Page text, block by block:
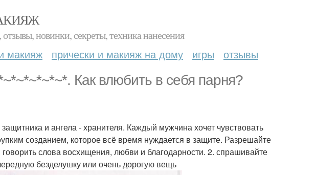
новинки, секреты, техника нанесения
макияж прически и макияж на дому игры отзывы
Как влюбить в себя парня?
и ангела - хранителя. Каждый мужчина хочет чувствовать
созданием, которое всё время нуждается в защите. Разрешайте
слова восхищения, любви и благодарности. 2. спрашивайте
безделушку или очень дорогую вещь